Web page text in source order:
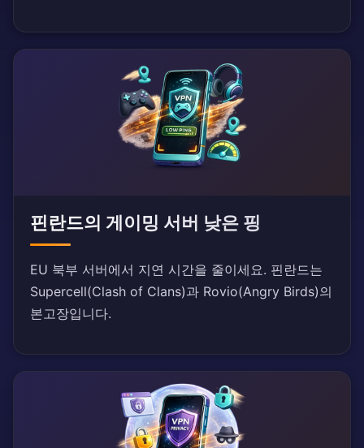
핀란드의 게이밍 서버 낮은 핑
EU 북부 서버에서 지연 시간을 줄이세요. 핀란드는
Supercell(Clash of Clans)과 Rovio(Angry Birds)의
본고장입니다.